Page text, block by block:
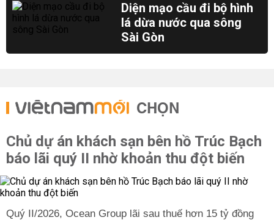
Diện mạo cầu đi bộ hình
lá dừa nước qua sông
Sài Gòn
CHỌN
Chủ dự án khách sạn bên hồ Trúc Bạch
báo lãi quý II nhờ khoản thu đột biến
Quý II/2026, Ocean Group lãi sau thuế hơn 15 tỷ đồng